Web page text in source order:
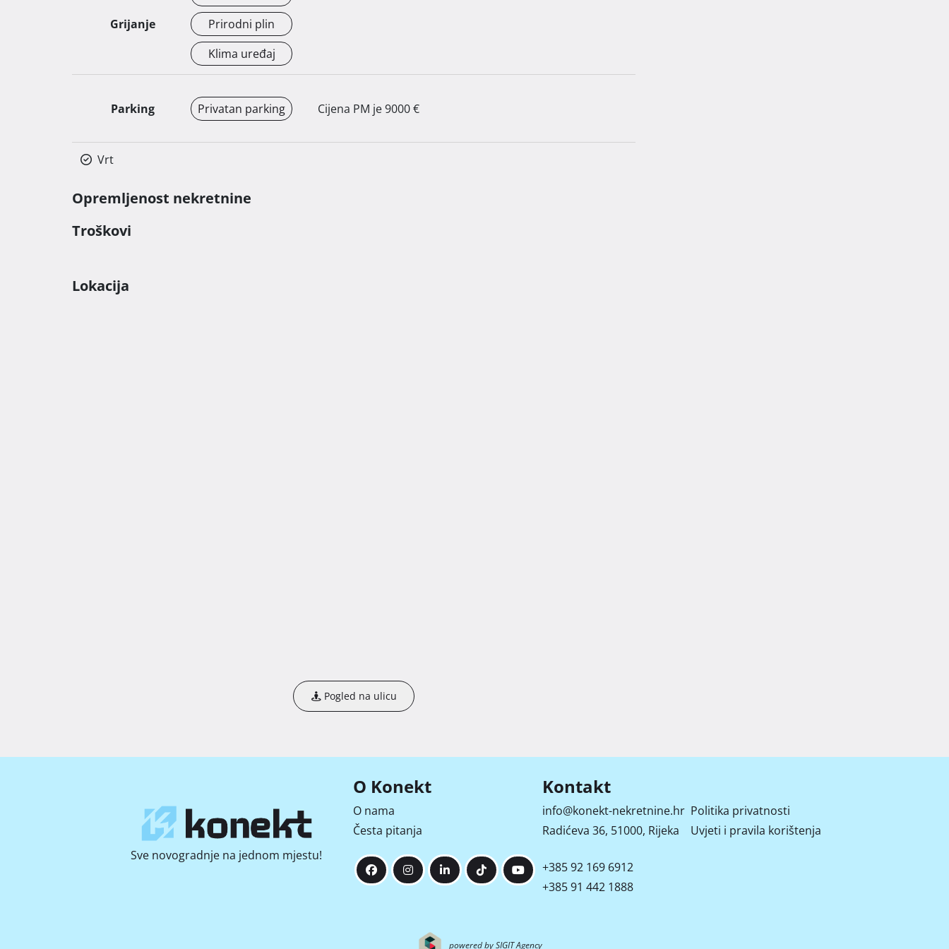
Grijanje
Prirodni plin
Klima uređaj
Parking Privatan parking Cijena PM je 9000 €
Vrt
Opremljenost nekretnine
Troškovi
Lokacija
Pogled na ulicu
Sve novogradnje na jednom mjestu!
O Konekt
O nama
Česta pitanja
Kontakt
info@konekt-nekretnine.hr
Radićeva 36, 51000, Rijeka
+385 92 169 6912
+385 91 442 1888
Politika privatnosti
Uvjeti i pravila korištenja
powered by SIGIT Agency